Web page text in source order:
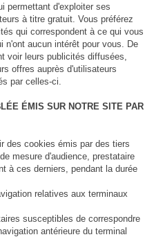
permettant d'exploiter ses
à titre gratuit. Vous préférez
qui correspondent à ce qui vous
n'ont aucun intérêt pour vous. De
voir leurs publicités diffusées,
offres auprès d'utilisateurs
par celles-ci.
ÉMIS SUR NOTRE SITE PAR
des cookies émis par des tiers
mesure d'audience, prestataire
à ces derniers, pendant la durée
relatives aux terminaux
susceptibles de correspondre
antérieure du terminal